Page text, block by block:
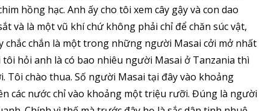
hồng hạc. Anh ấy cho tôi xem cây gậy và con dao
và là một vũ khí chứ không phải chỉ để chăn súc vật,
chắc chắn là một trong những người Masai cởi mở nhất
hỏi anh là có bao nhiêu người Masai ở Tanzania thì
Tôi chào thua. Số người Masai tại đây vào khoảng
các nước chỉ vào khoảng một triệu rưỡi. Đúng là người